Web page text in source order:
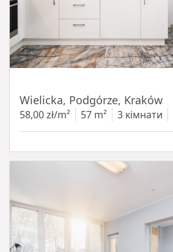
Wielicka, Podgórze, Kraków
58,00 zł/m² 57 m² 3 кімнати